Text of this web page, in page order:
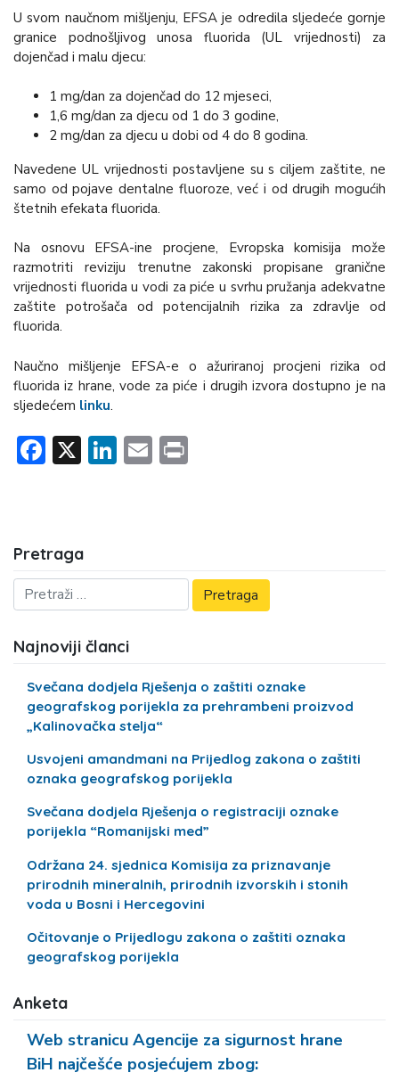
U svom naučnom mišljenju, EFSA je odredila sljedeće gornje
granice podnošljivog unosa fluorida (UL vrijednosti) za
dojenčad i malu djecu:
1 mg/dan za dojenčad do 12 mjeseci,
1,6 mg/dan za djecu od 1 do 3 godine,
2 mg/dan za djecu u dobi od 4 do 8 godina.
Navedene UL vrijednosti postavljene su s ciljem zaštite, ne
samo od pojave dentalne fluoroze, već i od drugih mogućih
štetnih efekata fluorida.
Na osnovu EFSA-ine procjene, Evropska komisija može
razmotriti reviziju trenutne zakonski propisane granične
vrijednosti fluorida u vodi za piće u svrhu pružanja adekvatne
zaštite potrošača od potencijalnih rizika za zdravlje od
fluorida.
Naučno mišljenje EFSA-e o ažuriranoj procjeni rizika od
fluorida iz hrane, vode za piće i drugih izvora dostupno je na
sljedećem linku.
Facebook
X LinkedIn
Email
Pretraga
Najnoviji članci
Svečana dodjela Rješenja o zaštiti oznake
geografskog porijekla za prehrambeni proizvod
„Kalinovačka stelja“
Usvojeni amandmani na Prijedlog zakona o zaštiti
oznaka geografskog porijekla
Svečana dodjela Rješenja o registraciji oznake
porijekla “Romanijski med”
Održana 24. sjednica Komisija za priznavanje
prirodnih mineralnih, prirodnih izvorskih i stonih
voda u Bosni i Hercegovini
Očitovanje o Prijedlogu zakona o zaštiti oznaka
geografskog porijekla
Anketa
Web stranicu Agencije za sigurnost hrane
BiH najčešće posjećujem zbog: